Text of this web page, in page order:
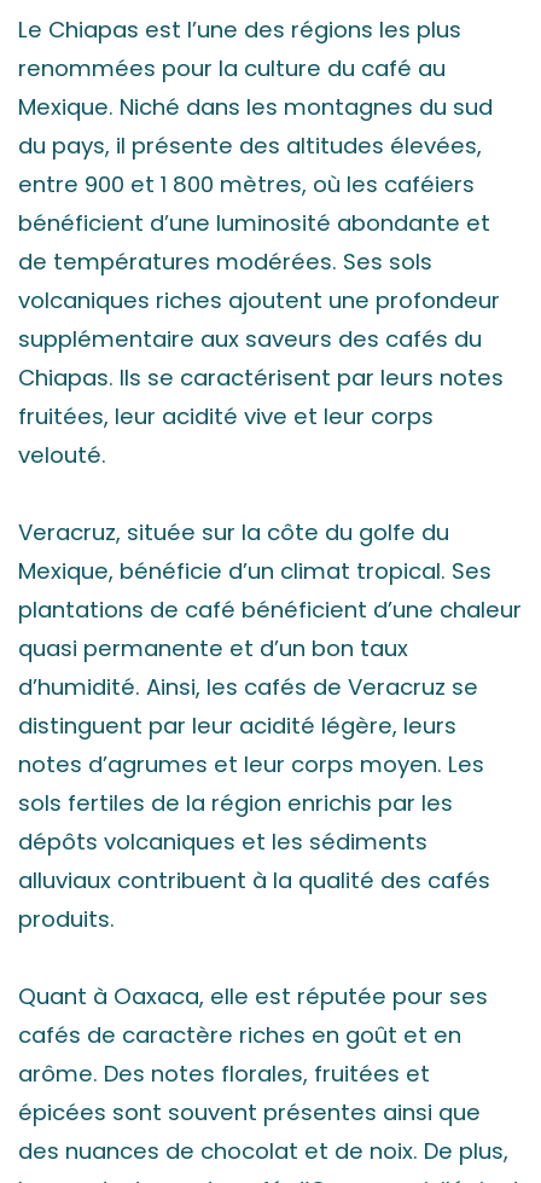
Le Chiapas est l’une des régions les plus
renommées pour la culture du café au
Mexique. Niché dans les montagnes du sud
du pays, il présente des altitudes élevées,
entre 900 et 1 800 mètres, où les caféiers
bénéficient d’une luminosité abondante et
de températures modérées. Ses sols
volcaniques riches ajoutent une profondeur
supplémentaire aux saveurs des cafés du
Chiapas. Ils se caractérisent par leurs notes
fruitées, leur acidité vive et leur corps
velouté.
Veracruz, située sur la côte du golfe du
Mexique, bénéficie d’un climat tropical. Ses
plantations de café bénéficient d’une chaleur
quasi permanente et d’un bon taux
d’humidité. Ainsi, les cafés de Veracruz se
distinguent par leur acidité légère, leurs
notes d’agrumes et leur corps moyen. Les
sols fertiles de la région enrichis par les
dépôts volcaniques et les sédiments
alluviaux contribuent à la qualité des cafés
produits.
Quant à Oaxaca, elle est réputée pour ses
cafés de caractère riches en goût et en
arôme. Des notes florales, fruitées et
épicées sont souvent présentes ainsi que
des nuances de chocolat et de noix. De plus,